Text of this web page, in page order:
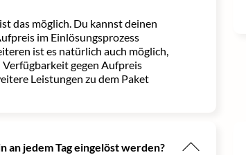
das möglich. Du kannst deinen
im Einlösungsprozess
ist es natürlich auch möglich,
Verfügbarkeit gegen Aufpreis
Leistungen zu dem Paket
an jedem Tag eingelöst werden?